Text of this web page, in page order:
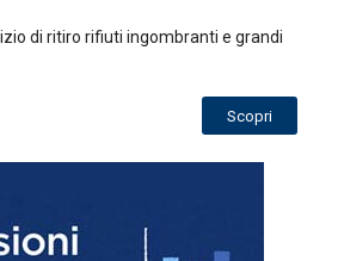
di ritiro rifiuti ingombranti e grandi
Scopri